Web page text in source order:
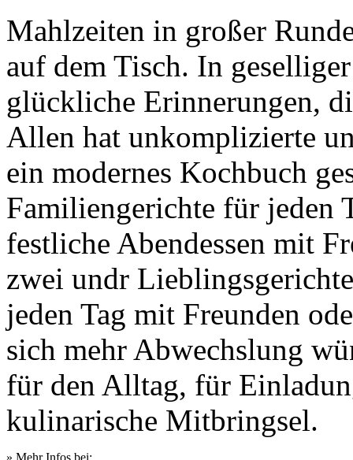
Mahlzeiten in großer
auf dem Tisch. In
glückliche Erinnerungen,
Allen hat unkomplizierte
ein modernes Kochbuch
Familiengerichte für jeden
festliche Abendessen mit
zwei undr
jeden Tag mit Freunden
sich mehr Abwechslung
für den Alltag, für
kulinarische Mitbringsel.
» Mehr Infos bei: